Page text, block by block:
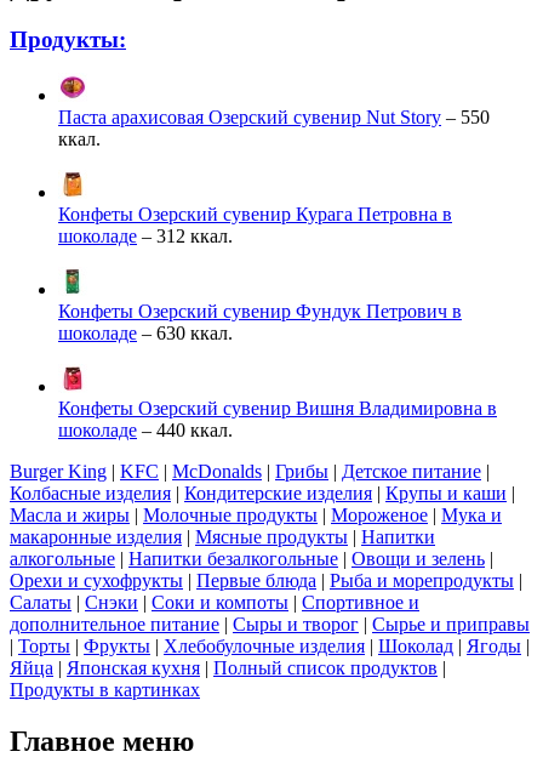
Продукты:
Паста арахисовая Озерский сувенир Nut Story – 550
ккал.
Конфеты Озерский сувенир Курага Петровна в
шоколаде – 312 ккал.
Конфеты Озерский сувенир Фундук Петрович в
шоколаде – 630 ккал.
Конфеты Озерский сувенир Вишня Владимировна в
шоколаде – 440 ккал.
Burger King | KFC | McDonalds | Грибы | Детское питание |
Колбасные изделия | Кондитерские изделия | Крупы и каши |
Масла и жиры | Молочные продукты | Мороженое | Мука и
макаронные изделия | Мясные продукты | Напитки
алкогольные | Напитки безалкогольные | Овощи и зелень |
Орехи и сухофрукты | Первые блюда | Рыба и морепродукты |
Салаты | Снэки | Соки и компоты | Спортивное и
дополнительное питание | Сыры и творог | Сырье и приправы
| Торты | Фрукты | Хлебобулочные изделия | Шоколад | Ягоды |
Яйца | Японская кухня | Полный список продуктов |
Продукты в картинках
Главное меню